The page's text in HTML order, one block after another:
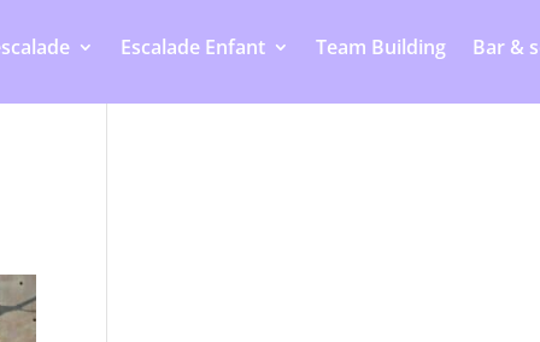
Escalade Enfant Team Building Bar &
S'inscrire